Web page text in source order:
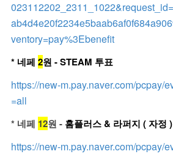
ventory=pay%3Ebenefit
* 네페2원 - STEAM 투표
https://new-m.pay.naver.com/pcpay/
=all
* 네페 12원 - 홈플러스 & 라퍼지 ( 자정 )
https://new-m.pay.naver.com/pcpay/